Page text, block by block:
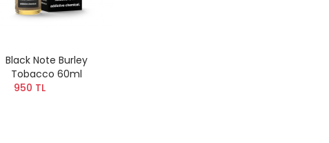
Black Note Burley
Tobacco 60ml
950 TL